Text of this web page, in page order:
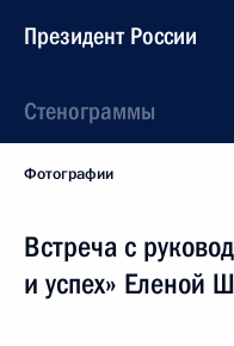
Президент России
Стенограммы
Фотографии
Встреча с
и успех» Еленой